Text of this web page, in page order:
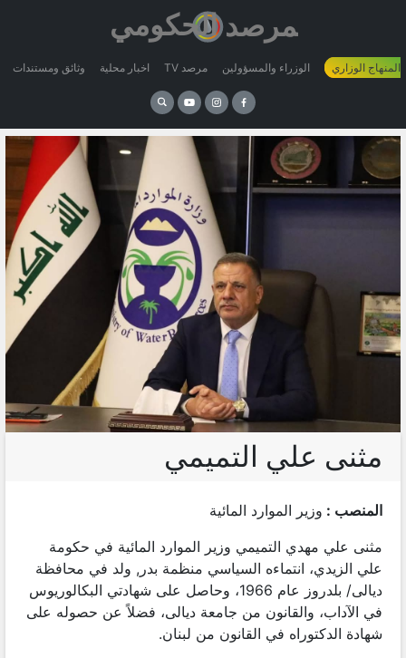
وثائق ومستندات اخبار محلية مرصد TV الوزراء والمسؤولين المنهاج الوزاري
مثنى علي التميمي
المنصب : وزير الموارد المائية
مثنى علي مهدي التميمي وزير الموارد المائية في حكومة
علي الزيدي، انتماءه السياسي منظمة بدر, ولد في محافظة
ديالى/ بلدروز عام 1966، وحاصل على شهادتي البكالوريوس
في الآداب، والقانون من جامعة ديالى، فضلاً عن حصوله على
شهادة الدكتوراه في القانون من لبنان.